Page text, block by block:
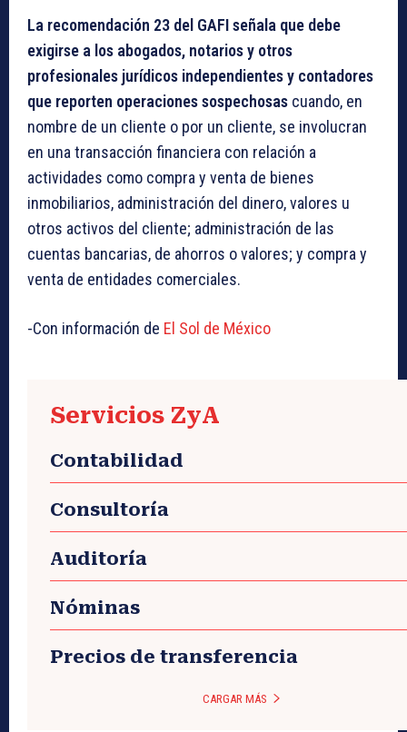
La recomendación 23 del GAFI señala que debe
exigirse a los abogados, notarios y otros
profesionales jurídicos independientes y contadores
que reporten operaciones sospechosas cuando, en
nombre de un cliente o por un cliente, se involucran
en una transacción financiera con relación a
actividades como compra y venta de bienes
inmobiliarios, administración del dinero, valores u
otros activos del cliente; administración de las
cuentas bancarias, de ahorros o valores; y compra y
venta de entidades comerciales.
-Con información de El Sol de México
Servicios ZyA
Contabilidad
Consultoría
Auditoría
Nóminas
Precios de transferencia
CARGAR MÁS